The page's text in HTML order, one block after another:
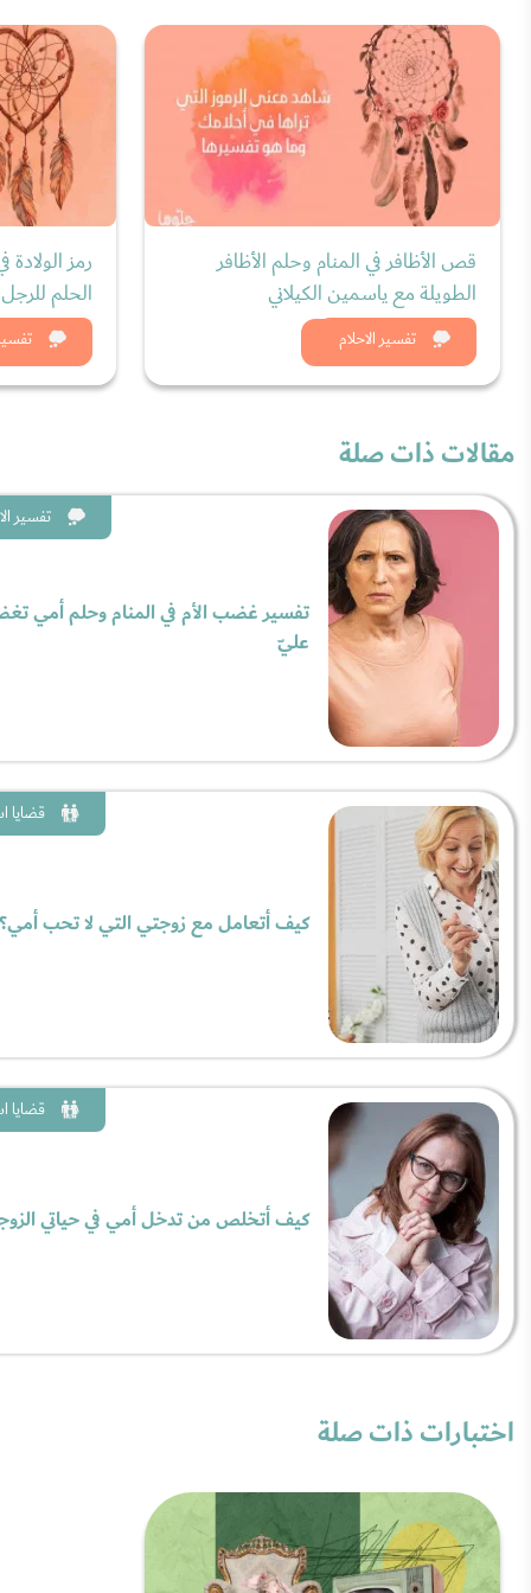
تفسير الاحلام
قص الأظافر في المنام وحلم الأظافر
الطويلة مع ياسمين الكيلاني
شاهد الان
رمز الولادة
الحلم
مقالات ذات صلة
تفسير
تفسير غضب الأم في المنام وحلم أمي
عليّ
قضايا
كيف أتعامل مع زوجتي التي لا تحب أمي؟
قضايا
كيف أتخلص من تدخل أمي في حياتي
اختبارات ذات صلة